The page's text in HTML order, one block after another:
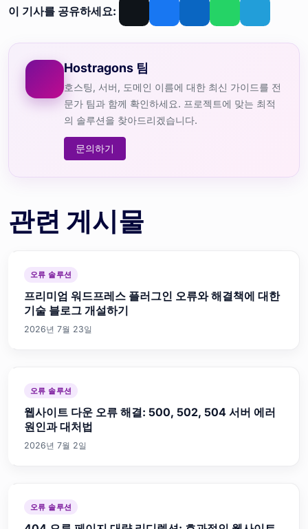
이 기사를 공유하세요:
Hostragons 팀
호스팅, 서버, 도메인 이름에 대한 최신 가이드를 전
문가 팀과 함께 확인하세요. 프로젝트에 맞는 최적
의 솔루션을 찾아드리겠습니다.
문의하기
관련 게시물
오류 솔루션
프리미엄 워드프레스 플러그인 오류와 해결책에 대한
기술 블로그 개설하기
2026년 7월 23일
오류 솔루션
웹사이트 다운 오류 해결: 500, 502, 504 서버 에러
원인과 대처법
2026년 7월 2일
오류 솔루션